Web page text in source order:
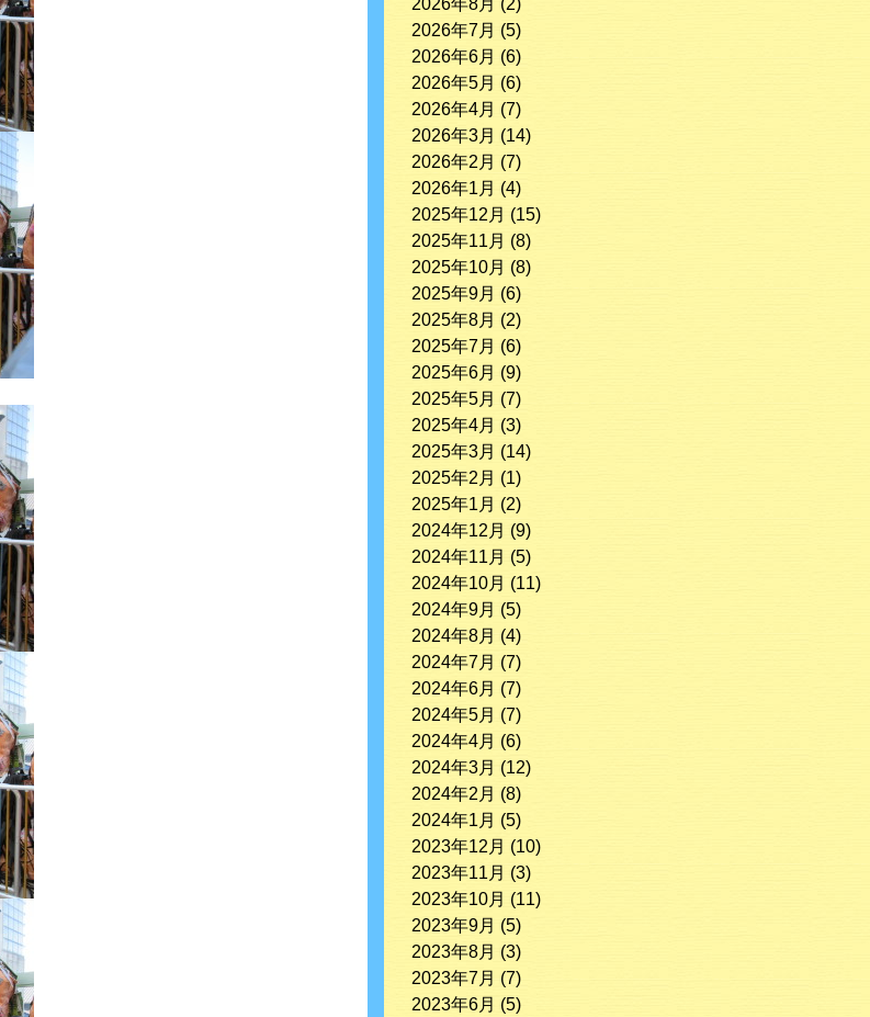
2026年8月 (2)
2026年7月 (5)
2026年6月 (6)
2026年5月 (6)
2026年4月 (7)
2026年3月 (14)
2026年2月 (7)
2026年1月 (4)
2025年12月 (15)
2025年11月 (8)
2025年10月 (8)
2025年9月 (6)
2025年8月 (2)
2025年7月 (6)
2025年6月 (9)
2025年5月 (7)
2025年4月 (3)
2025年3月 (14)
2025年2月 (1)
2025年1月 (2)
2024年12月 (9)
2024年11月 (5)
2024年10月 (11)
2024年9月 (5)
2024年8月 (4)
2024年7月 (7)
2024年6月 (7)
2024年5月 (7)
2024年4月 (6)
2024年3月 (12)
2024年2月 (8)
2024年1月 (5)
2023年12月 (10)
2023年11月 (3)
2023年10月 (11)
2023年9月 (5)
2023年8月 (3)
2023年7月 (7)
2023年6月 (5)